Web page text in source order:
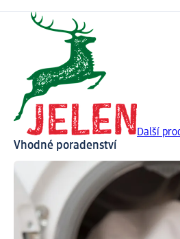
Další
Vhodné poradenství